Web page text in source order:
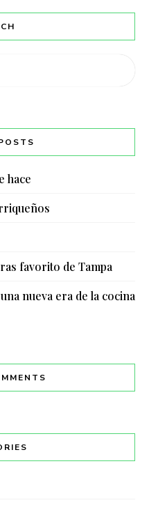
hace
favorito de Tampa
nueva era de la cocina